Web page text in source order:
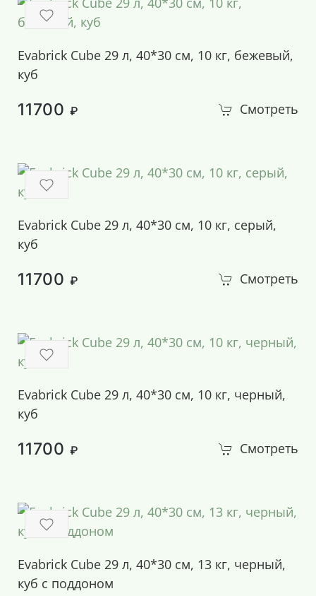
Evabrick Cube 29 л, 40*30 см, 10 кг, бежевый,
куб
11700 ₽ Смотреть
Evabrick Cube 29 л, 40*30 см, 10 кг, серый,
куб
11700 ₽ Смотреть
Evabrick Cube 29 л, 40*30 см, 10 кг, черный,
куб
11700 ₽ Смотреть
Evabrick Cube 29 л, 40*30 см, 13 кг, черный,
куб с поддоном